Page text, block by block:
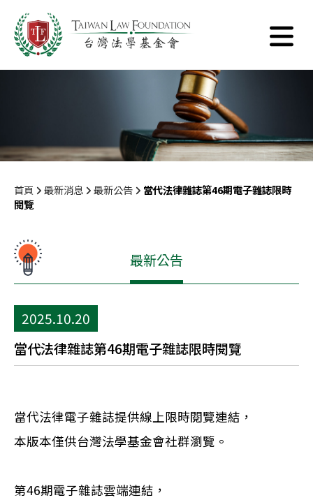
首頁 最新消息 最新公告
當代法律雜誌第46期電子雜誌限時
閱覽
最新公告
2025.10.20
當代法律雜誌第46期電子雜誌限時閱覽
當代法律電子雜誌提供線上限時閱覽連結，
本版本僅供台灣法學基金會社群瀏覽。
第46期電子雜誌雲端連結，